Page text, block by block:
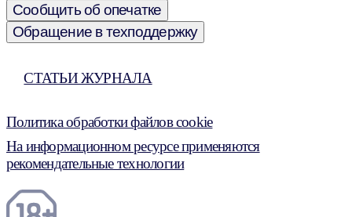
Сообщить об опечатке
Обращение в техподдержку
СТАТЬИ ЖУРНАЛА
Политика обработки файлов cookie
На информационном ресурсе применяются
рекомендательные технологии